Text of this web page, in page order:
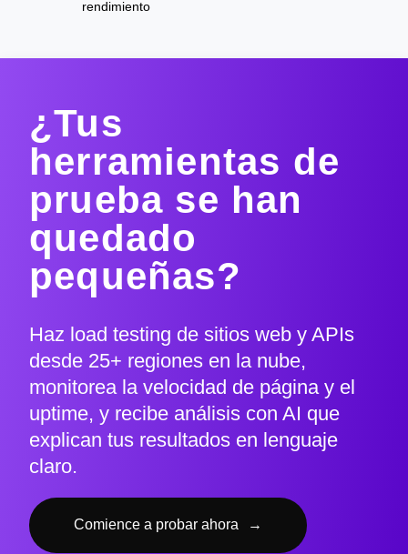
rendimiento
¿Tus
herramientas de
prueba se han
quedado
pequeñas?
Haz load testing de sitios web y APIs
desde 25+ regiones en la nube,
monitorea la velocidad de página y el
uptime, y recibe análisis con AI que
explican tus resultados en lenguaje
claro.
Comience a probar ahora →